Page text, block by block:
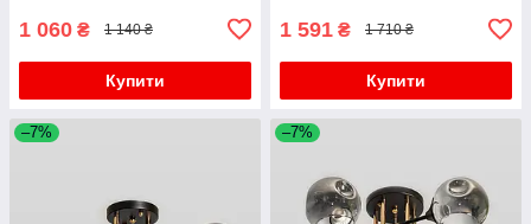
1 060 ₴ 1 140 ₴
Купити
1 591 ₴ 1 710 ₴
Купити
–7% –7%